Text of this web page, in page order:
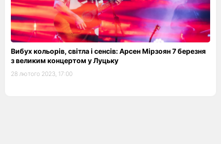
Вибух кольорів, світла і сенсів: Арсен Мірзоян 7 березня
з великим концертом у Луцьку
28 лютого 2023, 17:00